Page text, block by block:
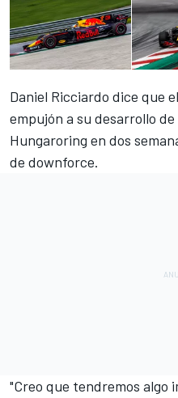
Daniel Ricciardo dice que
empujón a su desarrollo
Hungaroring en dos
de downforce.
"Creo que tendremos algo